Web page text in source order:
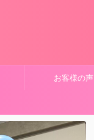
お客様の声